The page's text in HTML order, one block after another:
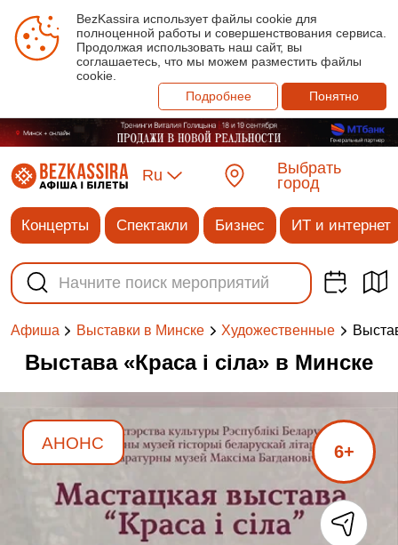
BezKassira использует файлы cookie для
полноценной работы и совершенствования сервиса.
Продолжая использовать наш сайт, вы
соглашаетесь, что мы можем разместить файлы
cookie.
Подробнее
Понятно
Ru
Выбрать
город
Концерты Спектакли Бизнес ИТ и интернет
Афиша Выставки в Минске Художественные
Выстава «Краса і сіла» в Минске
АНОНС 6+